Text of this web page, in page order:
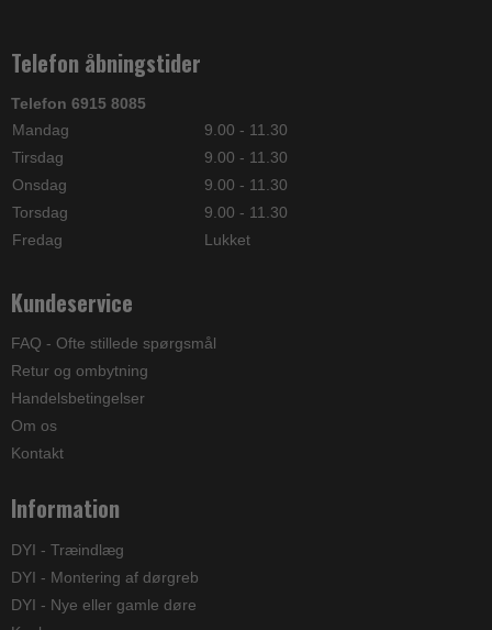
Telefon åbningstider
Telefon 6915 8085
Mandag
9.00 - 11.30
Tirsdag
9.00 - 11.30
Onsdag
9.00 - 11.30
Torsdag
9.00 - 11.30
Fredag
Lukket
Kundeservice
FAQ - Ofte stillede spørgsmål
Retur og ombytning
Handelsbetingelser
Om os
Kontakt
Information
DYI - Træindlæg
DYI - Montering af dørgreb
DYI - Nye eller gamle døre